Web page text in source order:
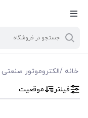
خانه /الکتروموتور صنعتی
فیلتر بر اساس قیمت
فیلتر موقعیت